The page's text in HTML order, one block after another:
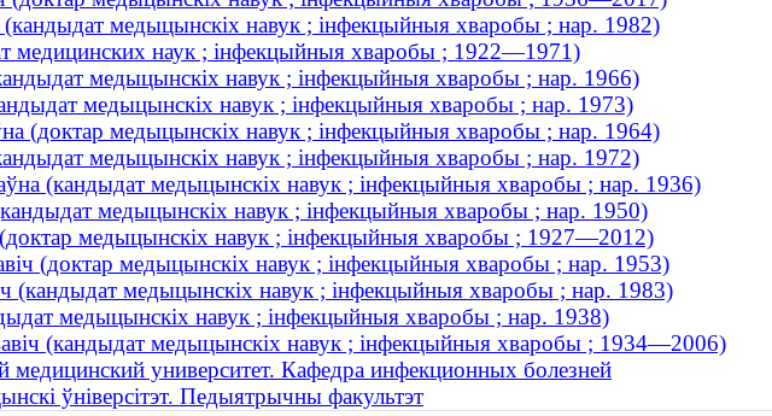
медыцынскіх навук ; інфекцыйныя хваробы ; нар. 1982)
медицинских наук ; інфекцыйныя хваробы ; 1922—1971)
медыцынскіх навук ; інфекцыйныя хваробы ; нар. 1966)
медыцынскіх навук ; інфекцыйныя хваробы ; нар. 1973)
(доктар медыцынскіх навук ; інфекцыйныя хваробы ; нар. 1964)
медыцынскіх навук ; інфекцыйныя хваробы ; нар. 1972)
(кандыдат медыцынскіх навук ; інфекцыйныя хваробы ; нар. 1936)
медыцынскіх навук ; інфекцыйныя хваробы ; нар. 1950)
(доктар медыцынскіх навук ; інфекцыйныя хваробы ; 1927—2012)
(доктар медыцынскіх навук ; інфекцыйныя хваробы ; нар. 1953)
(кандыдат медыцынскіх навук ; інфекцыйныя хваробы ; нар. 1983)
медыцынскіх навук ; інфекцыйныя хваробы ; нар. 1938)
(кандыдат медыцынскіх навук ; інфекцыйныя хваробы ; 1934—2006)
медицинский университет. Кафедра инфекционных болезней
ўніверсітэт. Педыятрычны факультэт